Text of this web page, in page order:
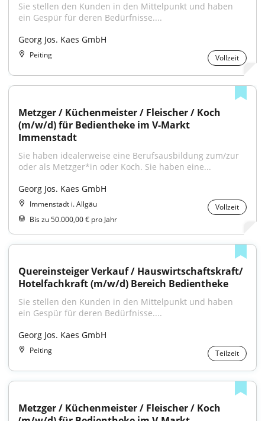
Sie stellen den Kunden in den Mittelpunkt und haben
ein Gespür für deren Bedürfnisse....
Georg Jos. Kaes GmbH
Peiting Vollzeit
Metzger / Küchenmeister / Fleischer / Koch
(m/w/d) für Bedientheke im V-Markt
Immenstadt
Sie haben idealerweise eine Berufsausbildung zum/zur
oder als Metzger*in oder Koch. Sie haben eine...
Georg Jos. Kaes GmbH
Immenstadt i. Allgäu
Vollzeit
Bis zu 50.000,00 € pro Jahr
Quereinsteiger Verkauf / Hauswirtschaftskraft/
Hotelfachkraft (m/w/d) Bereich Bedientheke
Sie stellen den Kunden in den Mittelpunkt und haben
ein Gespür für deren Bedürfnisse....
Georg Jos. Kaes GmbH
Peiting Teilzeit
Metzger / Küchenmeister / Fleischer / Koch